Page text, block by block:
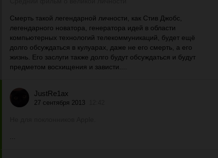
Смерть такой легендарной личности, как Стив Джобс,
легендарного новатора, генератора идей в области
компьютерных технологий телекоммуникаций, будет ещё
долго обсуждаться в кулуарах, даже не его смерть, а его
жизнь. Его заслуги также долго будут обсуждаться и будут
предметом восхищения и зависти....
JustRe1ax
27 сентября 2013